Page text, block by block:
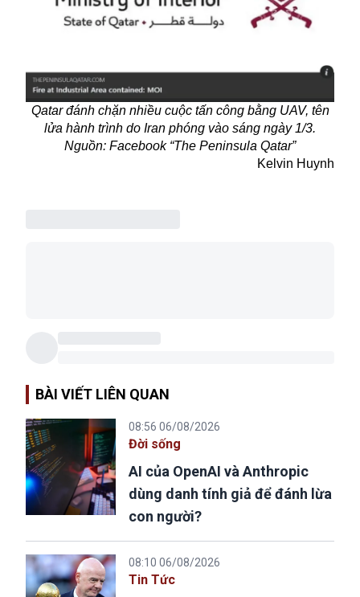
Qatar đánh chặn nhiều cuộc tấn công bằng UAV, tên
lửa hành trình do Iran phóng vào sáng ngày 1/3.
Nguồn: Facebook “The Peninsula Qatar”
Kelvin Huynh
BÀI VIẾT LIÊN QUAN
08:56 06/08/2026
Đời sống
AI của OpenAI và Anthropic
dùng danh tính giả để đánh lừa
con người?
08:10 06/08/2026
Tin Tức